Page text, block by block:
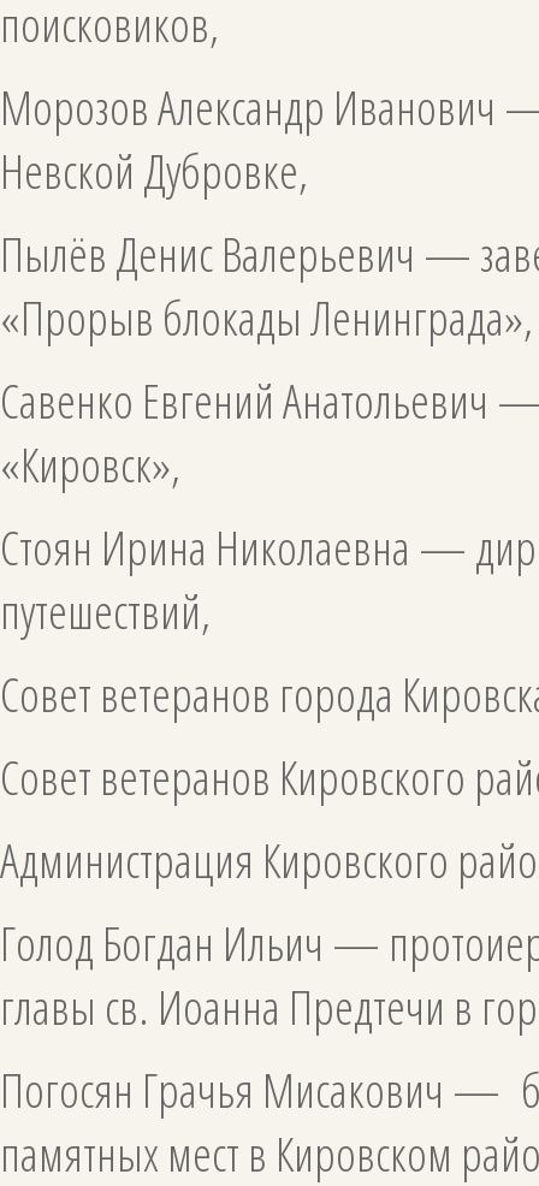
поисковиков,
Морозов Александр Иванович
Невской Дубровке,
Пылёв Денис Валерьевич —
«Прорыв блокады Ленинграда»,
Савенко Евгений
«Кировск»,
Стоян Ирина Николаевна —
путешествий,
Совет ветеранов города
Совет ветеранов Кировского
Администрация Кировского
Голод Богдан Ильич —
главы св. Иоанна Предтечи в
Погосян Грачья Мисакович —
памятных мест в Кировском